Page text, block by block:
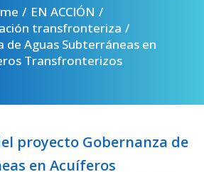
EN ACCIÓN
transfronteriza
de Aguas Subterráneas en
Transfronterizos
proyecto Gobernanza de
en Acuíferos